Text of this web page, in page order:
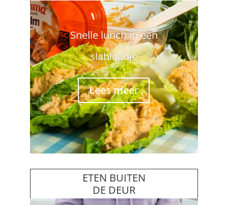
Snelle lunch in een
slablaadje
Lees meer
ETEN BUITEN
DE DEUR